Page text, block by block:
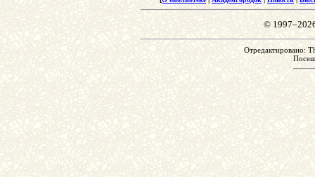
©
Отредактировано: